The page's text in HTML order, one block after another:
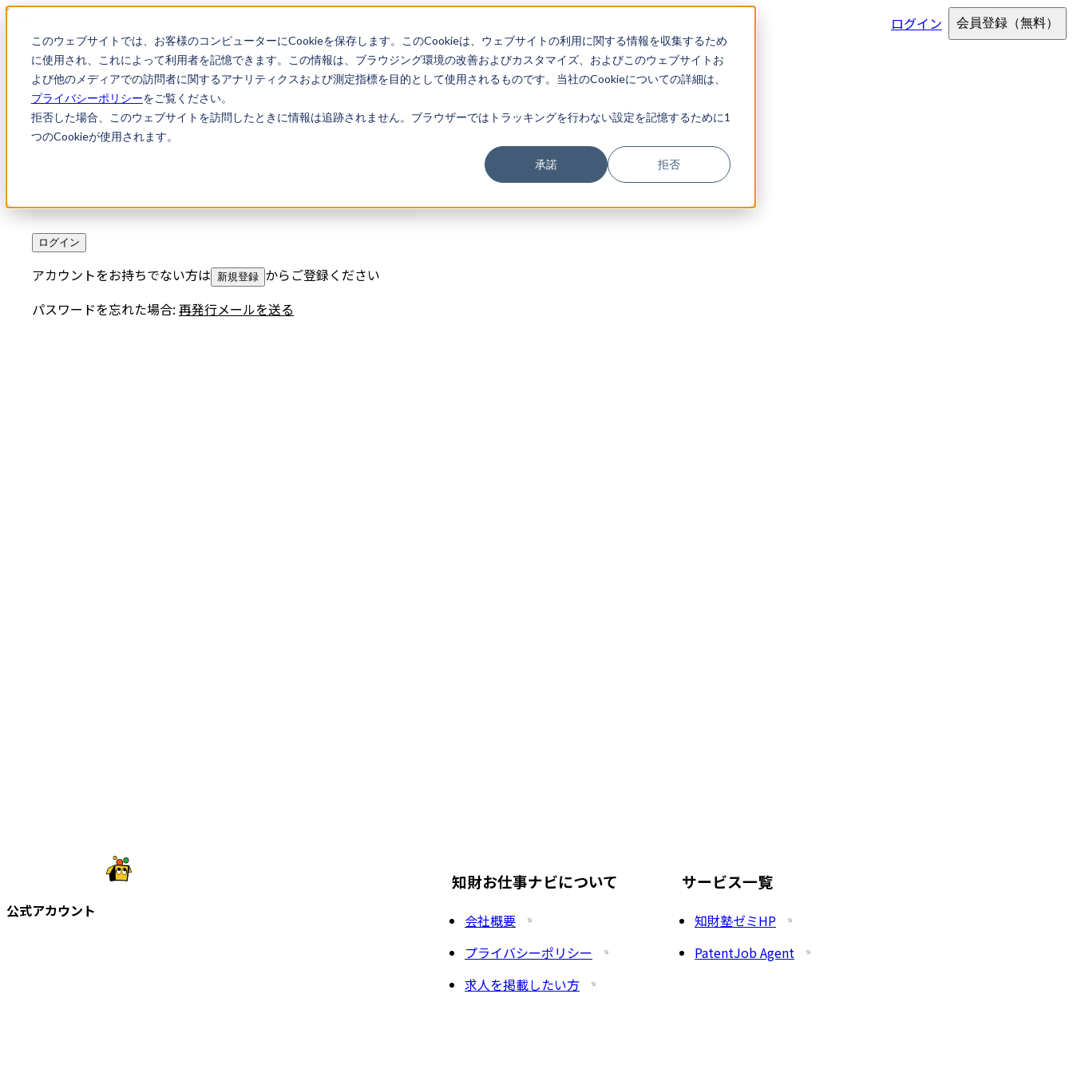
このウェブサイトでは、お客様のコンピューターにCookieを保存します。このCookieは、ウェブサイトの利用に関する情報を収集するため
に使用され、これによって利用者を記憶できます。この情報は、ブラウジング環境の改善およびカスタマイズ、およびこのウェブサイトお
よび他のメディアでの訪問者に関するアナリティクスおよび測定指標を目的として使用されるものです。当社のCookieについての詳細は、
プライバシーポリシーをご覧ください。
拒否した場合、このウェブサイトを訪問したときに情報は追跡されません。ブラウザーではトラッキングを行わない設定を記憶するために1
つのCookieが使用されます。
承諾 拒否
ログイン 会員登録 （無料）
ログイン
メールアドレス
ログイン
アカウントをお持ちでない方は 新規登録 からご登録ください
パスワードを忘れた場合: 再発行メールを送る
公式アカウント
知財お仕事ナビについて
会社概要
プライバシーポリシー
求人を掲載したい方
サービス一覧
知財塾ゼミHP
PatentJob Agent